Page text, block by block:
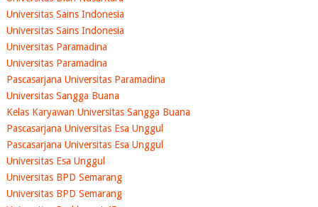
Universitas Sains Indonesia
Universitas Sains Indonesia
Universitas Paramadina
Universitas Paramadina
Pascasarjana Universitas Paramadina
Universitas Sangga Buana
Kelas Karyawan Universitas Sangga Buana
Pascasarjana Universitas Esa Unggul
Pascasarjana Universitas Esa Unggul
Universitas Esa Unggul
Universitas BPD Semarang
Universitas BPD Semarang